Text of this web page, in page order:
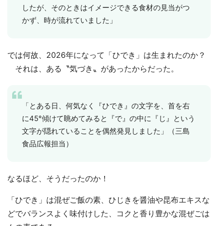
したが、そのときはイメージできる食材の見当がつ
かず、時が流れていました」
では何故、2026年になって「ひでき」は生まれたのか？
それは、ある〝気づき〟があったからだった。
「とある日、何気なく『ひでき』の文字を、首を右
に45°傾けて眺めてみると『で』の中に『じ』という
文字が隠れていることを偶然発見しました」（三島
食品広報担当）
なるほど、そうだったのか！
「ひでき」は混ぜご飯の素、ひじきを醤油や昆布エキスな
どでバランスよく味付けした、コクと香り豊かな混ぜごは